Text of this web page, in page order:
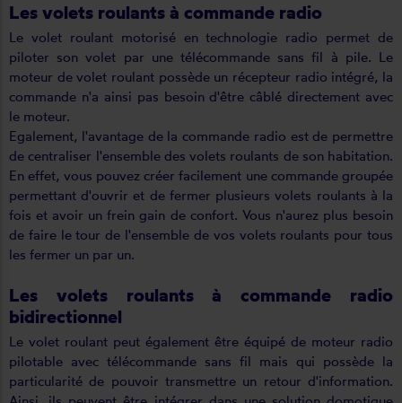
Les volets roulants à commande radio
Le volet roulant motorisé en technologie radio permet de
piloter son volet par une télécommande sans fil à pile. Le
moteur de volet roulant possède un récepteur radio intégré, la
commande n'a ainsi pas besoin d'être câblé directement avec
le moteur.
Egalement, l'avantage de la commande radio est de permettre
de centraliser l'ensemble des volets roulants de son habitation.
En effet, vous pouvez créer facilement une commande groupée
permettant d'ouvrir et de fermer plusieurs volets roulants à la
fois et avoir un frein gain de confort. Vous n'aurez plus besoin
de faire le tour de l'ensemble de vos volets roulants pour tous
les fermer un par un.
Les volets roulants à commande radio
bidirectionnel
Le volet roulant peut également être équipé de moteur radio
pilotable avec télécommande sans fil mais qui possède la
particularité de pouvoir transmettre un retour d'information.